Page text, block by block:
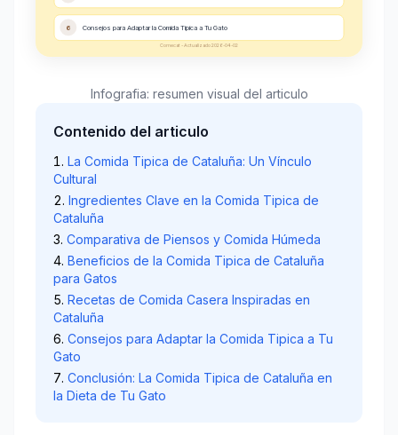
6 Consejos para Adaptar la Comida Tipica a Tu Gato
Comecat - Actualizado 2026-04-02
Infografia: resumen visual del articulo
Contenido del articulo
La Comida Tipica de Cataluña: Un Vínculo
Cultural
Ingredientes Clave en la Comida Tipica de
Cataluña
Comparativa de Piensos y Comida Húmeda
Beneficios de la Comida Tipica de Cataluña
para Gatos
Recetas de Comida Casera Inspiradas en
Cataluña
Consejos para Adaptar la Comida Tipica a Tu
Gato
Conclusión: La Comida Tipica de Cataluña en
la Dieta de Tu Gato